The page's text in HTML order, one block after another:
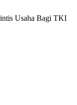
Usaha Bagi TKI